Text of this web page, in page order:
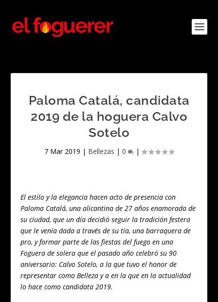
Paloma Catalá, candidata
2019 de la hoguera Calvo
Sotelo
7 Mar 2019 | Bellezas | 0 |
El estilo y la elegancia hacen acto de presencia con
Paloma Catalá, una alicantina de 27 años enamorada de
su ciudad, que un día decidió seguir la tradición festera
que le venía dada a través de su tía, una barraquera de
pro, y formar parte de las fiestas del fuego en una
Foguera de solera que el pasado año celebró su 90
aniversario: Calvo Sotelo, a la que tuvo el honor de
representar como Belleza y a en la que en la actualidad
lo hace como candidata 2019.